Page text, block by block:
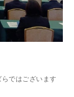
ではございます